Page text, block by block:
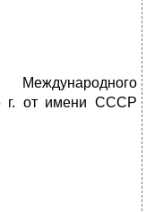
г. от имени СССР